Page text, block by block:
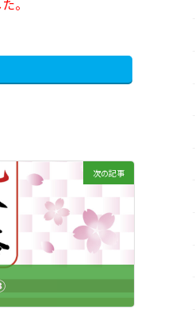
。
次の記事